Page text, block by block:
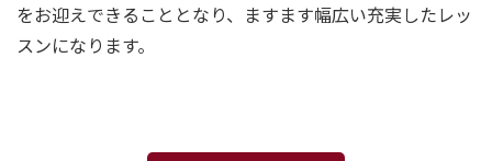
をお迎えできることとなり、ますます幅広い充実したレッ
スンになります。